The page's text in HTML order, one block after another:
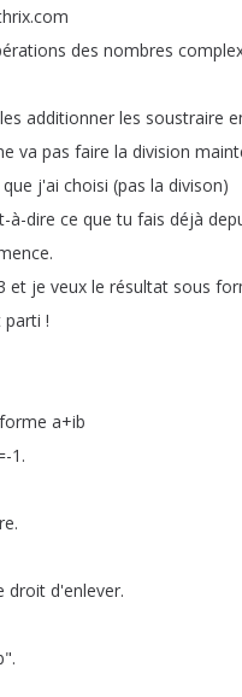
.com
des nombres
les additionner les soustraire
va pas faire la division
que j'ai choisi (pas la divison)
à-dire ce que tu fais déjà
.
et je veux le résultat sous
parti !
forme a+ib
1.
.
droit d'enlever.
".